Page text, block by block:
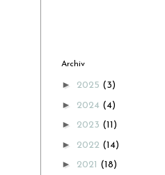
Archiv
► 2025 (3)
► 2024 (4)
► 2023 (11)
► 2022 (14)
► 2021 (18)